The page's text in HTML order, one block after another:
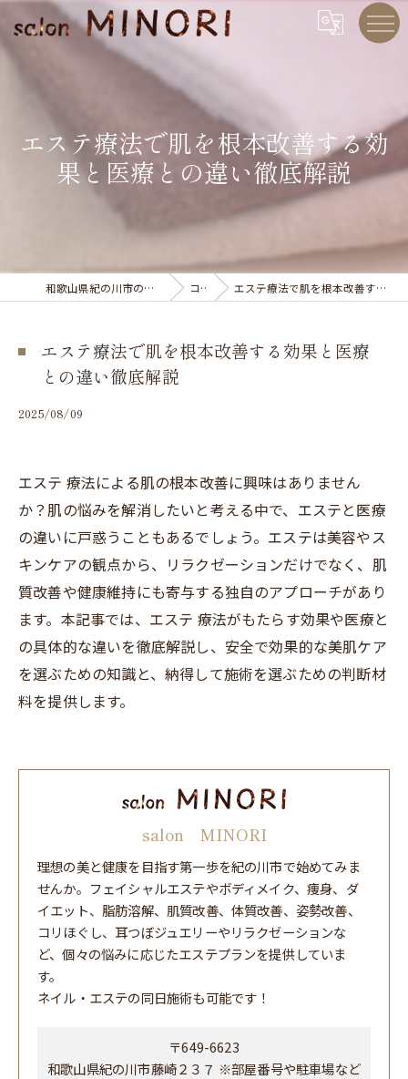
エステ療法で肌を根本改善する効
果と医療との違い徹底解説
和歌山県紀の川市のエステならsalon MINORI コラム エステ療法で肌を根本改善する効果と医療との違い徹底解説
エステ療法で肌を根本改善する効果と医療
との違い徹底解説
2025/08/09
エステ 療法による肌の根本改善に興味はありません
か？肌の悩みを解消したいと考える中で、エステと医療
の違いに戸惑うこともあるでしょう。エステは美容やス
キンケアの観点から、リラクゼーションだけでなく、肌
質改善や健康維持にも寄与する独自のアプローチがあり
ます。本記事では、エステ 療法がもたらす効果や医療と
の具体的な違いを徹底解説し、安全で効果的な美肌ケア
を選ぶための知識と、納得して施術を選ぶための判断材
料を提供します。
salon MINORI
理想の美と健康を目指す第一歩を紀の川市で始めてみま
せんか。フェイシャルエステやボディメイク、痩身、ダ
イエット、脂肪溶解、肌質改善、体質改善、姿勢改善、
コリほぐし、耳つぼジュエリーやリラクゼーションな
ど、個々の悩みに応じたエステプランを提供していま
す。
ネイル・エステの同日施術も可能です！
〒649-6623
和歌山県紀の川市藤崎２３７ ※部屋番号や駐車場など